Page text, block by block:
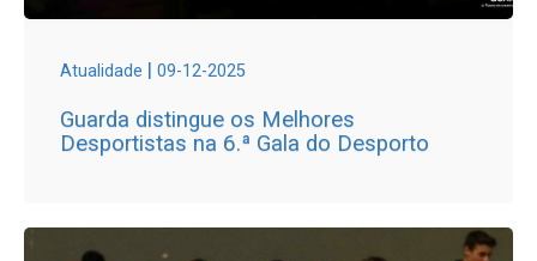
Atualidade | 09-12-2025
Guarda distingue os Melhores
Desportistas na 6.ª Gala do Desporto